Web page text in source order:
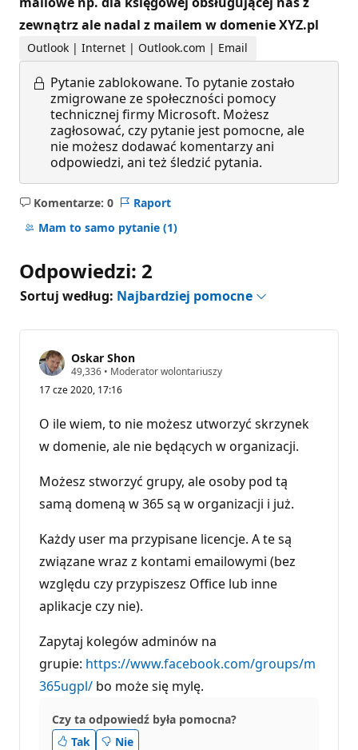
zewnątrz ale nadal z mailem w domenie XYZ.pl
Outlook | Internet | Outlook.com | Email
Pytanie zablokowane. To pytanie zostało
zmigrowane ze społeczności pomocy
technicznej firmy Microsoft. Możesz
zagłosować, czy pytanie jest pomocne, ale
nie możesz dodawać komentarzy ani
odpowiedzi, ani też śledzić pytania.
Komentarze: 0
Brak
komentarzy
Raport
Mam to samo pytanie (1)
Odpowiedzi: 2
Sortuj według: Najbardziej pomocne
Oskar Shon
49,336 P
n
y
r
e
u
t
a
i
• Moderator wolontariuszy
17 cze 2020, 17:16
O ile wiem, to nie możesz utworzyć skrzynek
w domenie, ale nie będących w organizacji.
Możesz stworzyć grupy, ale osoby pod tą
samą domeną w 365 są w organizacji i już.
Każdy user ma przypisane licencje. A te są
związane wraz z kontami emailowymi (bez
względu czy przypiszesz Office lub inne
aplikacje czy nie).
Zapytaj kolegów adminów na
grupie: https://www.facebook.com/groups/m
365ugpl/ bo może się mylę.
Czy ta odpowiedź była pomocna?
Tak
Nie